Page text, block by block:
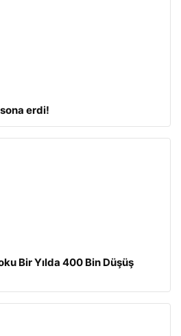
erdi!
Bir Yılda 400 Bin Düşüş